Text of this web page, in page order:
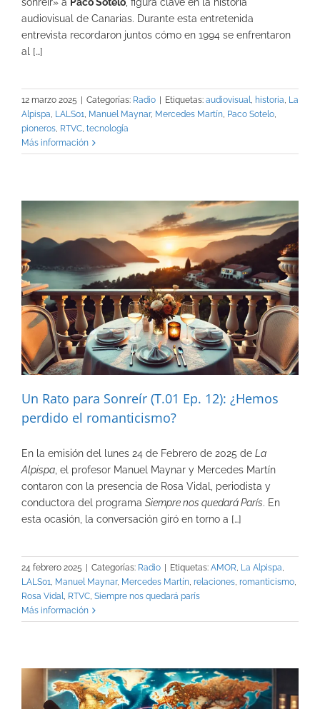
audiovisual de Canarias. Durante esta entretenida
entrevista recordaron juntos cómo en 1994 se enfrentaron
al […]
12 marzo 2025 | Categorías: Radio | Etiquetas: audiovisual historia La
Alpispa LALS01 Manuel Maynar, Mercedes Martín Paco Sotelo
pioneros RTVC tecnología
Más información
Un Rato para Sonreír (T.01 Ep. 12): ¿Hemos
perdido el romanticismo?
En la emisión del lunes 24 de Febrero de 2025 de La
Alpispa , el profesor Manuel Maynar y Mercedes Martín
contaron con la presencia de Rosa Vidal, periodista y
conductora del programa Siempre nos quedará París. En
esta ocasión, la conversación giró en torno a […]
24 febrero 2025 Categorías: Radio Etiquetas: AMOR, La Alpispa,
LALS01, Manuel Maynar, Mercedes Martín, relaciones, romanticismo,
Rosa Vidal, RTVC, Siempre nos quedará parís
Más información